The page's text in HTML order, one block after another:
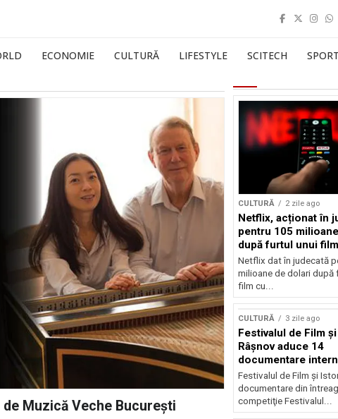
ECONOMIE CULTURĂ LIFESTYLE SCITECH SPORT
Muzică Veche București
CULTURĂ 2 zile ago
Netflix, acționat în
pentru 105
după furtul unui
Nicolas Cage
Netflix dat în judecată
milioane de dolari după
film cu...
CULTURĂ 3 zile ago
Festivalul de Film
Râşnov aduce 14
documentare
premieră
Festivalul de Film şi
documentare din
competiţie Festivalul...